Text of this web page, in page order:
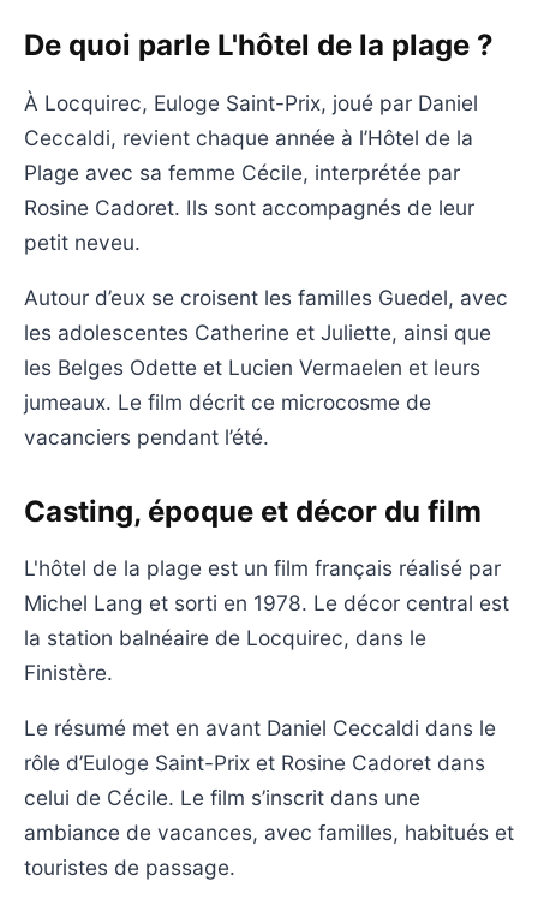
De quoi parle L'hôtel de la plage ?
À Locquirec, Euloge Saint-Prix, joué par Daniel
Ceccaldi, revient chaque année à l’Hôtel de la
Plage avec sa femme Cécile, interprétée par
Rosine Cadoret. Ils sont accompagnés de leur
petit neveu.
Autour d’eux se croisent les familles Guedel, avec
les adolescentes Catherine et Juliette, ainsi que
les Belges Odette et Lucien Vermaelen et leurs
jumeaux. Le film décrit ce microcosme de
vacanciers pendant l’été.
Casting, époque et décor du film
L'hôtel de la plage est un film français réalisé par
Michel Lang et sorti en 1978. Le décor central est
la station balnéaire de Locquirec, dans le
Finistère.
Le résumé met en avant Daniel Ceccaldi dans le
rôle d’Euloge Saint-Prix et Rosine Cadoret dans
celui de Cécile. Le film s’inscrit dans une
ambiance de vacances, avec familles, habitués et
touristes de passage.